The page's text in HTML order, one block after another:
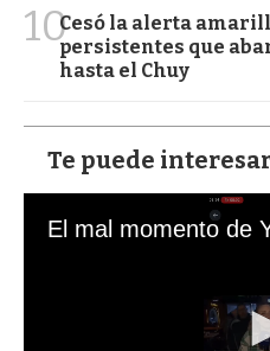
10Cesó la alerta
persistentes que
hasta el Chuy
Te puede